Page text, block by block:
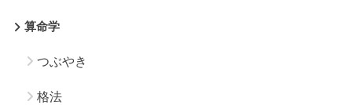
算命学
つぶやき
格法